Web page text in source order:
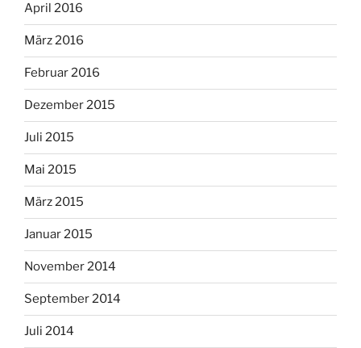
April 2016
März 2016
Februar 2016
Dezember 2015
Juli 2015
Mai 2015
März 2015
Januar 2015
November 2014
September 2014
Juli 2014